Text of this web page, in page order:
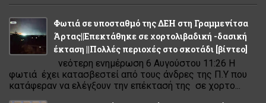
Φωτιά σε υποσταθμό της ΔΕΗ στη Γραμμενίτσα
Άρτας||Επεκτάθηκε σε χορτολιβαδική -δασική
έκταση ||Πολλές περιοχές στο σκοτάδι [βίντεο]
νεότερη ενημέρωση 6 Αυγούστου 11:26 Η
φωτιά έχει κατασβεστεί από τους άνδρες της Π.Υ που
κατάφεραν να ελέγξουν την επέκτασή της σε χορτο...